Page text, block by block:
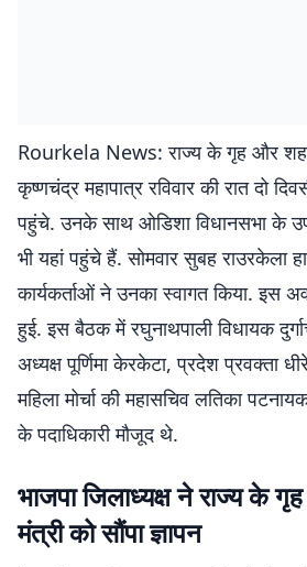
Rourkela News: राज्य के गृह और
कृष्णचंद्र महापात्र रविवार की रात दो
पहुंचे. उनके साथ ओडिशा विधानसभा के
भी यहां पहुंचे हैं. साेमवार सुबह राउरकेला
कार्यकर्ताओं ने उनका स्वागत किया. इस
हुई. इस बैठक में रघुनाथपाली विधायक
अध्यक्ष पूर्णिमा केरकेटा, प्रदेश प्रवक्ता
महिला मोर्चा की महासचिव लतिका
के पदाधिकारी मौजूद थे.
भाजपा जिलाध्यक्ष ने राज्य के
मंत्री को सौंपा ज्ञापन